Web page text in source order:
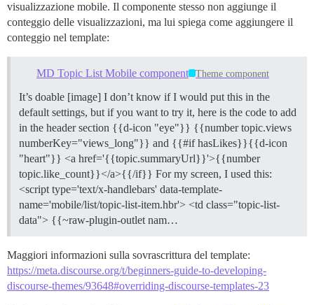
visualizzazione mobile. Il componente stesso non aggiunge il
conteggio delle visualizzazioni, ma lui spiega come aggiungere il
conteggio nel template:
MD Topic List Mobile component Theme component
It’s doable [image] I don’t know if I would put this in the
default settings, but if you want to try it, here is the code to add
in the header section {{d-icon "eye"}} {{number topic.views
numberKey="views_long"}} and {{#if hasLikes}}{{d-icon
"heart"}} <a href='{{topic.summaryUrl}}'>{{number
topic.like_count}}</a>{{/if}} For my screen, I used this:
<script type='text/x-handlebars' data-template-
name='mobile/list/topic-list-item.hbr'> <td class="topic-list-
data"> {{~raw-plugin-outlet nam…
Maggiori informazioni sulla sovrascrittura del template:
https://meta.discourse.org/t/beginners-guide-to-developing-
discourse-themes/93648#overriding-discourse-templates-23